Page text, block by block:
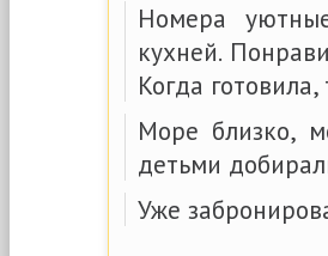
Номера
кухней.
Когда
Море близко,
детьми
Уже